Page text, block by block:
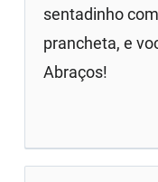
sentadinho
prancheta, e
Abraços!